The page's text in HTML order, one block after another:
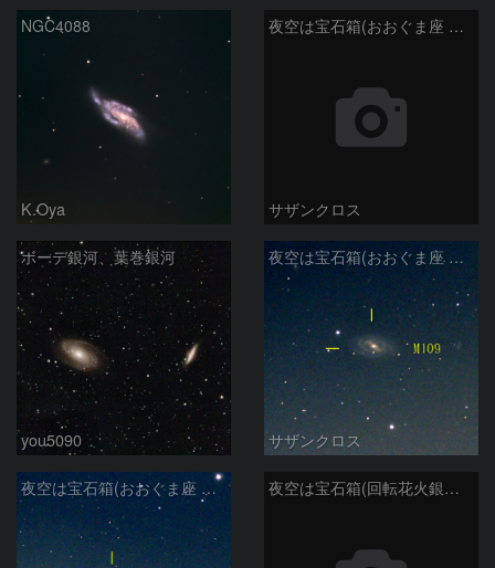
NGC4088
K.Oya
夜空は宝石箱(おおぐま座 NGC3198) Seestar50
サザンクロス
ボーデ銀河、葉巻銀河
you5090
夜空は宝石箱(おおぐま座 M109) Seestar50
サザンクロス
夜空は宝石箱(おおぐま座 M108) Seestar50 夜空は宝石箱(回転花火銀河 M101) Seestar50